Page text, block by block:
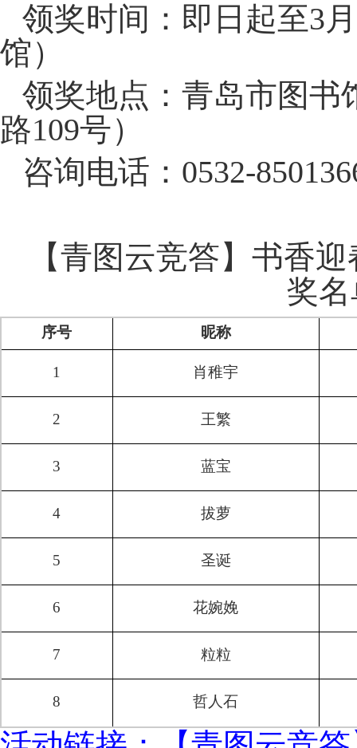
领奖时间：即日起至3
馆）
领奖地点：青岛市图书
路109号）
咨询电话：0532-
【青图云竞答】书香
奖
序号 昵称
1 肖稚宇
2 王繁
3 蓝宝
4 拔萝
5 圣诞
6 花婉娩
7 粒粒
8 哲人石